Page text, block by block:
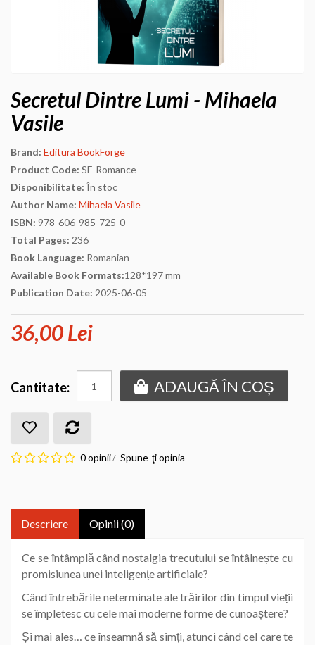
Secretul Dintre Lumi - Mihaela
Vasile
Brand: Editura BookForge
Product Code: SF-Romance
Disponibilitate: În stoc
Author Name: Mihaela Vasile
ISBN: 978-606-985-725-0
Total Pages: 236
Book Language: Romanian
Available Book Formats:128*197 mm
Publication Date: 2025-06-05
36,00 Lei
Cantitate: ADAUGĂ ÎN COȘ
0 opinii/ Spune-ţi opinia
Descriere Opinii (0)
Ce se întâmplă când nostalgia trecutului se întâlnește cu
promisiunea unei inteligențe artificiale?
Când întrebările neterminate ale trăirilor din timpul vieții
se împletesc cu cele mai moderne forme de cunoaștere?
Și mai ales… ce înseamnă să simți, atunci când cel care te